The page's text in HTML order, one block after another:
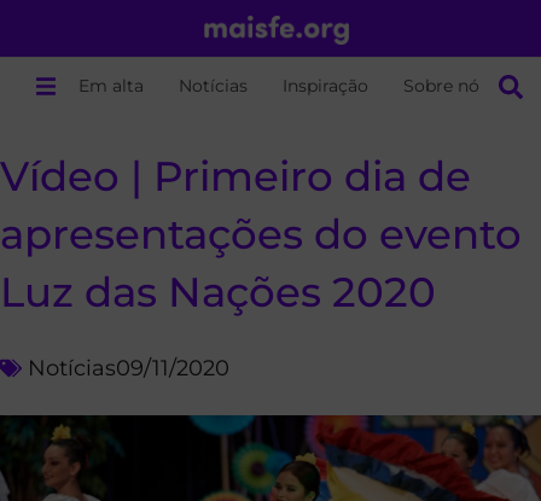
Em alta Notícias Inspiração Sobre nós
Vídeo | Primeiro dia de
apresentações do evento
Luz das Nações 2020
Notícias09/11/2020